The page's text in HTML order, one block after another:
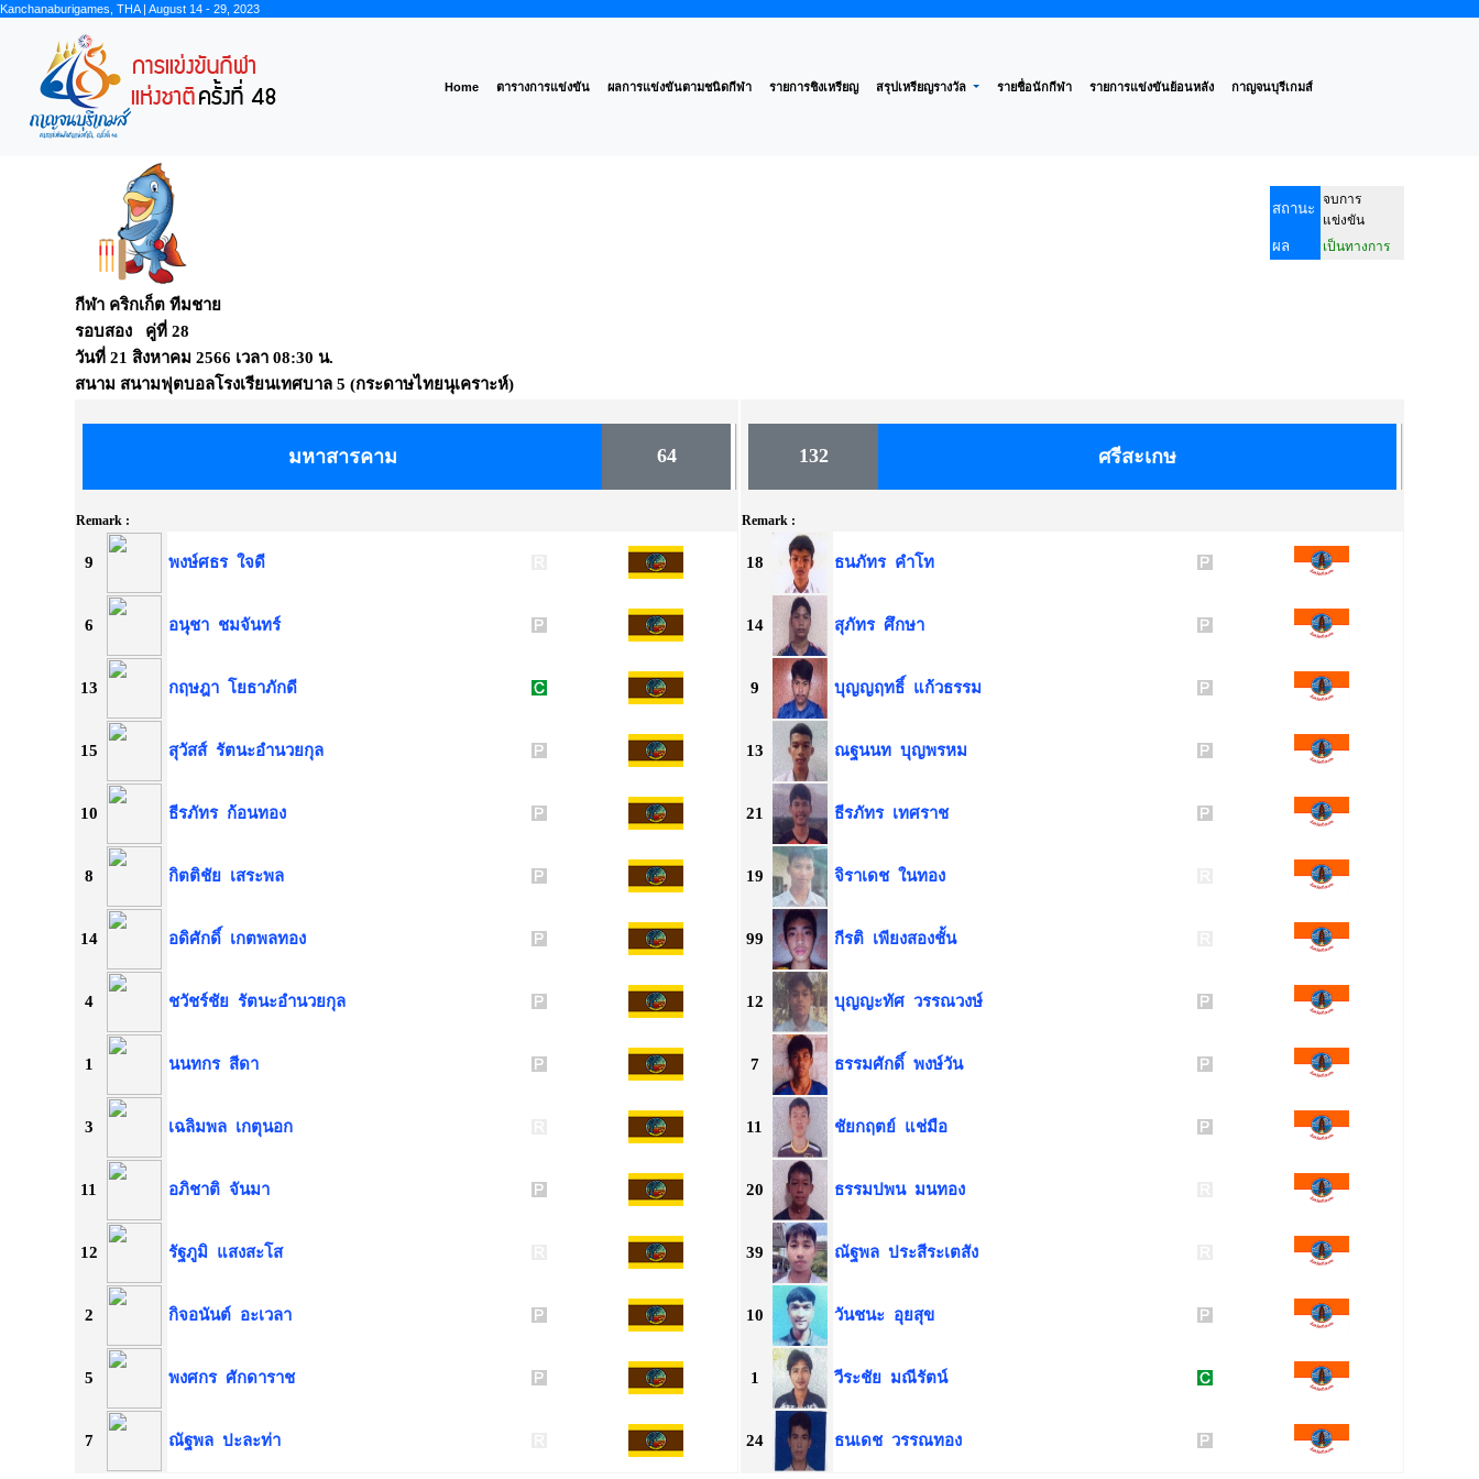
Kanchanaburigames, THA | August 14 - 29, 2023
Home ตารางการแข่งขัน ผลการแข่งขันตามชนิดกีฬา รายการชิงเหรียญ สรุปเหรียญรางวัล รายชื่อนักกีฬา รายการแข่งขันย้อนหลัง กาญจนบุรีเกมส์
สถานะ
จบการ
แข่งขัน
ผล เป็นทางการ
กีฬา คริกเก็ต ทีมชาย
รอบสอง คู่ที่ 28
วันที่ 21 สิงหาคม 2566 เวลา 08:30 น.
สนาม สนามฟุตบอลโรงเรียนเทศบาล 5 (กระดาษไทยนุเคราะห์)
มหาสารคาม 64
Remark :
9 พงษ์ศธรใจดี
6 อนุชา ชมจันทร์
13 กฤษฎา โยธาภักดี
15 สุวัสส์รัตนะอำนวยกุล
10 ธีรภัทรก้อนทอง
8 กิตติชัย เสระพล
14 อดิศักดิ์ เกตพลทอง
4 ชวัชร์ชัย รัตนะอำนวยกุล
1 นนทกรสีดา
3 เฉลิมพล เกตุนอก
11 อภิชาติ จันมา
12 รัฐภูมิ แสงสะโส
2 กิจอนันต์ อะเวลา
5 พงศกรศักดาราช
7 ณัฐพล ปะละท่า
132 ศรีสะเกษ
Remark :
18 ธนภัทรคำโท
14 สุภัทรศึกษา
9 บุญญฤทธิ์ แก้วธรรม
13 ณฐนนท บุญพรหม
21 ธีรภัทรเทศราช
19 จิราเดชในทอง
99 กีรติ เพียงสองชั้น
12 บุญญะทัศ วรรณวงษ์
7 ธรรมศักดิ์ พงษ์วัน
11 ชัยกฤตย์ แช่มือ
20 ธรรมปพนมนทอง
39 ณัฐพล ประสีระเตสัง
10 วันชนะ อุยสุข
1 วีระชัย มณีรัตน์
24 ธนเดชวรรณทอง